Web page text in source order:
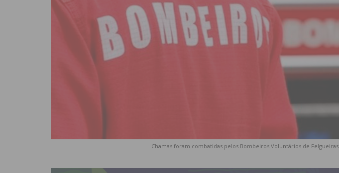
Chamas foram combatidas pelos Bombeiros Voluntários de Felgueiras